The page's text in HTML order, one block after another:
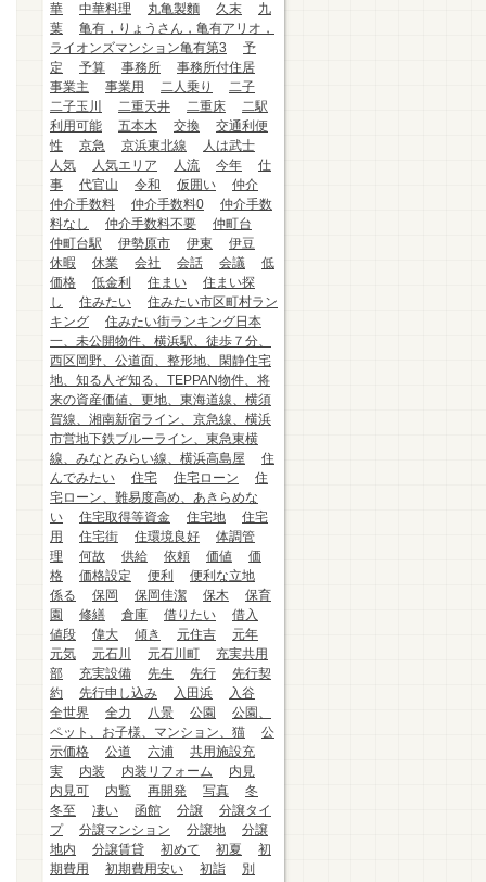
華
中華料理 丸亀製麵 久末
九
葉
亀有，りょうさん，亀有アリオ，
ライオンズマンション亀有第3
予
定
予算 事務所
事務所付住居
事業主
事業用 二人乗り
二子
二子玉川
二重天井 二重床
二駅
利用可能
五本木 交換
交通利便
性
京急 京浜東北線
人は武士
人気
人気エリア 人流 今年
仕
事
代官山 令和 仮囲い
仲介
仲介手数料
仲介手数料0
仲介手数
料なし
仲介手数料不要
仲町台
仲町台駅
伊勢原市 伊東
伊豆
休暇
休業 会社 会話 会議
低
価格
低金利 住まい
住まい探
し
住みたい
住みたい市区町村ラン
キング
住みたい街ランキング日本
一、未公開物件、横浜駅、徒歩７分、
西区岡野、公道面、整形地、閑静住宅
地、知る人ぞ知る、TEPPAN物件、将
来の資産価値、更地、東海道線、横須
賀線、湘南新宿ライン、京急線、横浜
市営地下鉄ブルーライン、東急東横
線、みなとみらい線、横浜高島屋
住
んでみたい
住宅 住宅ローン
住
宅ローン、難易度高め、あきらめな
い
住宅取得等資金 住宅地
住宅
用
住宅街 住環境良好
体調管
理
何故 供給 依頼 価値
価
格
価格設定 便利
便利な立地
係る
保岡 保岡佳潔 保木
保育
園
修繕 倉庫 借りたい
借入
値段
偉大 傾き 元住吉
元年
元気
元石川 元石川町
充実共用
部
充実設備 先生 先行
先行契
約
先行申し込み 入田浜
入谷
全世界
全力 八景 公園
公園、
ペット、お子様、マンション、猫
公
示価格
公道 六浦
共用施設充
実
内装 内装リフォーム
内見
内見可
内覧 再開発 写真
冬
冬至
凄い 函館 分譲
分譲タイ
プ
分譲マンション 分譲地
分譲
地内
分譲賃貸 初めて 初夏
初
期費用
初期費用安い 初詣
別